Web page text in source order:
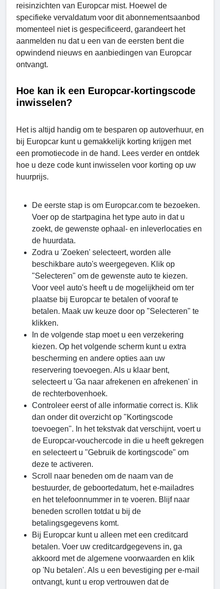
reisinzichten van Europcar mist. Hoewel de
specifieke vervaldatum voor dit abonnementsaanbod
momenteel niet is gespecificeerd, garandeert het
aanmelden nu dat u een van de eersten bent die
opwindend nieuws en aanbiedingen van Europcar
ontvangt.
Hoe kan ik een Europcar-kortingscode
inwisselen?
Het is altijd handig om te besparen op autoverhuur, en
bij Europcar kunt u gemakkelijk korting krijgen met
een promotiecode in de hand. Lees verder en ontdek
hoe u deze code kunt inwisselen voor korting op uw
huurprijs.
De eerste stap is om Europcar.com te bezoeken.
Voer op de startpagina het type auto in dat u
zoekt, de gewenste ophaal- en inleverlocaties en
de huurdata.
Zodra u 'Zoeken' selecteert, worden alle
beschikbare auto's weergegeven. Klik op
"Selecteren" om de gewenste auto te kiezen.
Voor veel auto's heeft u de mogelijkheid om ter
plaatse bij Europcar te betalen of vooraf te
betalen. Maak uw keuze door op "Selecteren" te
klikken.
In de volgende stap moet u een verzekering
kiezen. Op het volgende scherm kunt u extra
bescherming en andere opties aan uw
reservering toevoegen. Als u klaar bent,
selecteert u 'Ga naar afrekenen en afrekenen' in
de rechterbovenhoek.
Controleer eerst of alle informatie correct is. Klik
dan onder dit overzicht op "Kortingscode
toevoegen". In het tekstvak dat verschijnt, voert u
de Europcar-vouchercode in die u heeft gekregen
en selecteert u "Gebruik de kortingscode" om
deze te activeren.
Scroll naar beneden om de naam van de
bestuurder, de geboortedatum, het e-mailadres
en het telefoonnummer in te voeren. Blijf naar
beneden scrollen totdat u bij de
betalingsgegevens komt.
Bij Europcar kunt u alleen met een creditcard
betalen. Voer uw creditcardgegevens in, ga
akkoord met de algemene voorwaarden en klik
op 'Nu betalen'. Als u een bevestiging per e-mail
ontvangt, kunt u erop vertrouwen dat de